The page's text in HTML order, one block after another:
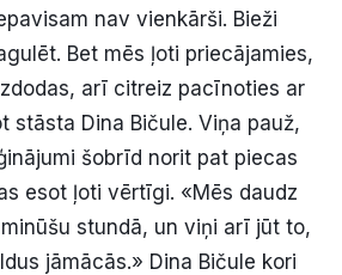
nav vienkārši. Bieži
Bet mēs ļoti priecājamies,
arī citreiz pacīnoties ar
stāsta Dina Bičule. Viņa pauž,
šobrīd norit pat piecas
esot ļoti vērtīgi. «Mēs daudz
stundā, un viņi arī jūt to,
jāmācās.» Dina Bičule kori